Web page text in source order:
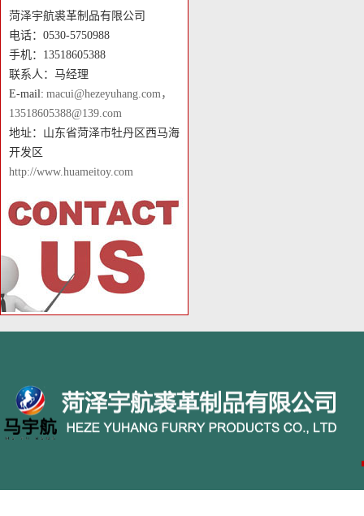
菏泽宇航裘革制品有限公司
电话：0530-5750988
手机：13518605388
联系人：马经理
E-mail: macui@hezeyuhang.com，
13518605388@139.com
地址：山东省菏泽市牡丹区西马海
开发区
http://www.huameitoy.com